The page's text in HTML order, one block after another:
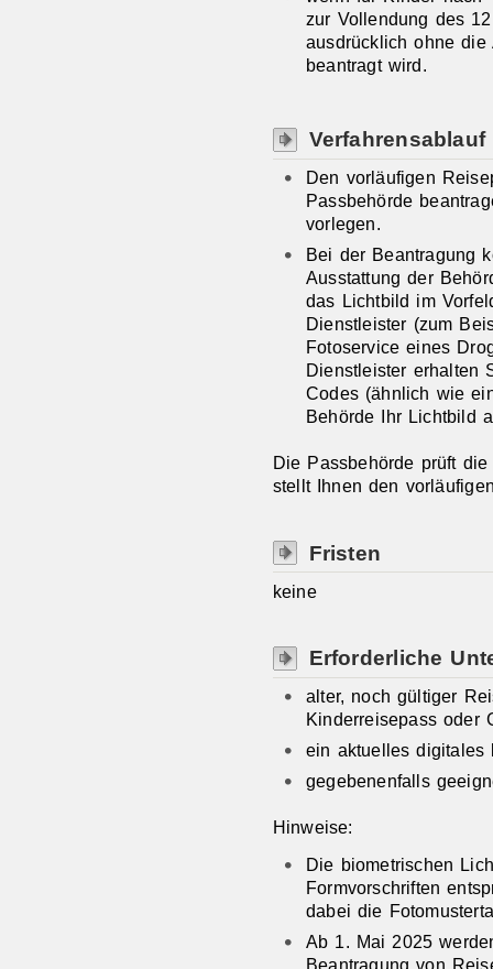
zur Vollendung des
ausdrücklich ohne die
beantragt wird.
Verfahrensablauf
Den vorläufigen
Passbehörde
vorlegen.
Bei der Beantragung
Ausstattung der
das Lichtbild im
Dienstleister (zum
Fotoservice eines
Dienstleister erhalten
Codes (ähnlich wie
Behörde Ihr Lichtbild
Die Passbehörde prüft
stellt Ihnen den
Fristen
keine
Erforderliche
alter, noch gültiger
Kinderreisepass oder
ein aktuelles digitales
gegebenenfalls
Hinweise:
Die biometrischen
Formvorschriften
dabei die
Ab 1. Mai 2025
Beantragung von